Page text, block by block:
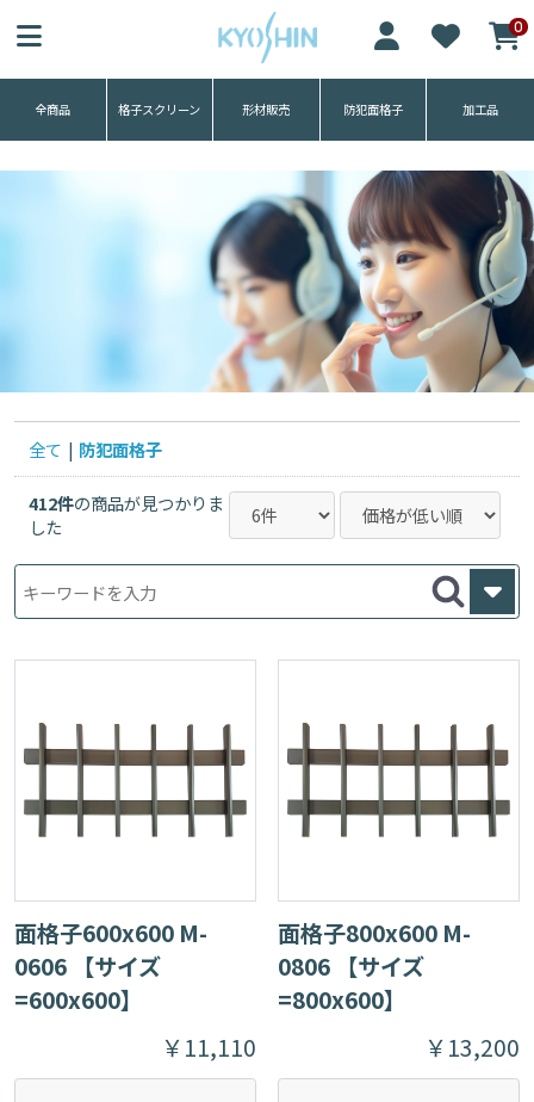
協伸アルミ工業株式0
全商品 格子スクリーン 形材販売
平笠木
手摺
角パイプ
固定金具
樹脂
特価商品
防犯面格子
四方枠竪格子
四方枠ルーバー格
子
四方枠目隠しサン
ブラ
標準面格子
四方枠ダイヤ格子
四方枠目隠しパネ
加工品
全て | 防犯面格子
412件の商品が見つかりま
した
面格子600x600 M-
0606 【サイズ
=600x600】
￥11,110
面格子800x600 M-
0806 【サイズ
=800x600】
￥13,200